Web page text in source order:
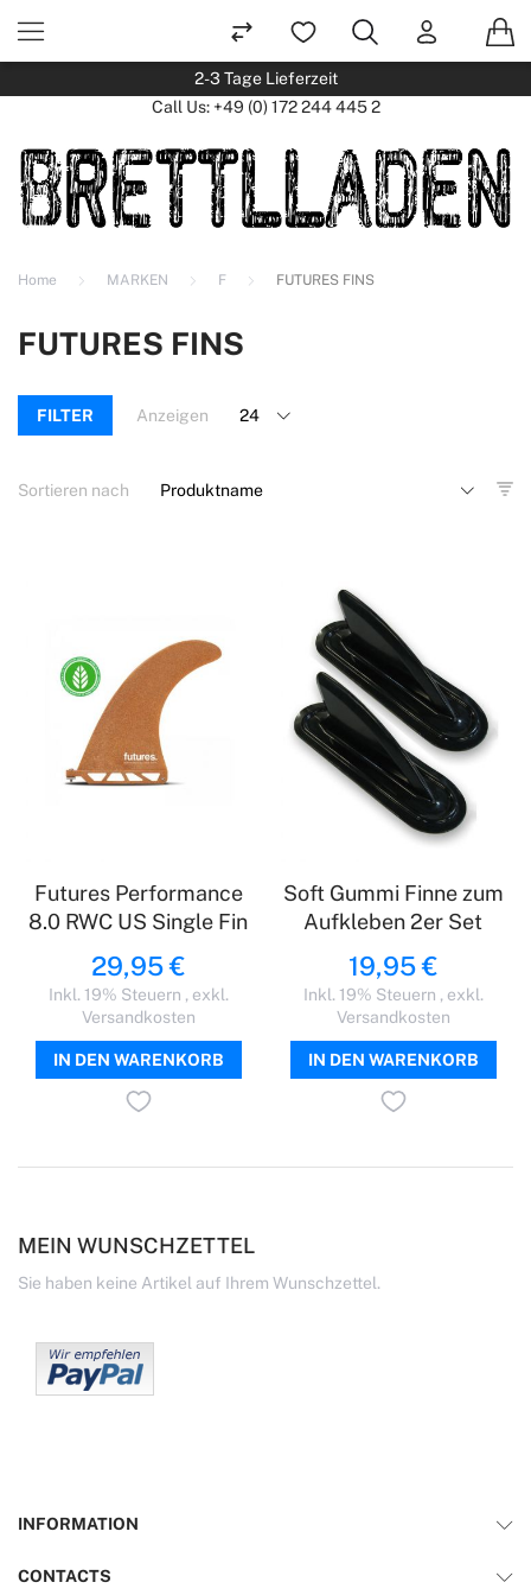
2-3 Tage Lieferzeit
Call Us: +49 (0) 172 244 445 2
Home MARKEN F FUTURES FINS
MEIN WUNSCHZETTEL
Sie haben keine Artikel auf Ihrem Wunschzettel.
FUTURES FINS
FILTER
Sortieren nach
Anzeigen
Futures Performance
8.0 RWC US Single Fin
29,95 €
Inkl. 19% Steuern , exkl.
Versandkosten
IN DEN WARENKORB
Soft Gummi Finne zum
Aufkleben 2er Set
19,95 €
Inkl. 19% Steuern , exkl.
Versandkosten
IN DEN WARENKORB
INFORMATION
CONTACTS